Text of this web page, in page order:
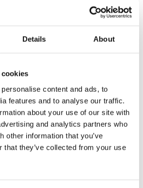
Details About
content and ads, to
features and to analyse our traffic.
about your use of our site with
and analytics partners who
other information that you’ve
that they’ve collected from your use
Lazer